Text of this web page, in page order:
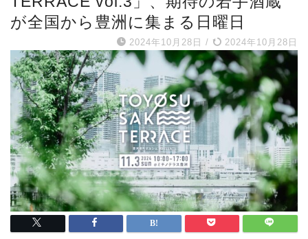
が全国から豊洲に集まる日曜日
2024年10月28日 / 2024年10月28日